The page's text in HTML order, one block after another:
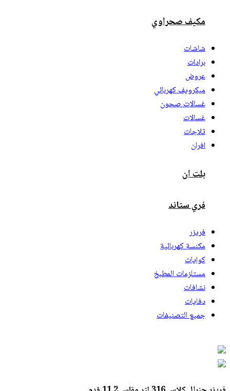
مكيف صحراوي
شاشات
برادات
عروض
ميكرويف كهربائي
غسالات صحون
غسالات
ثلاجات
افران
بلت ان
فري ستاند
فريزر
مكنسة كهربائية
كوايات
مستلزمات المطبخ
نشافات
دفايات
جميع التصنيفات